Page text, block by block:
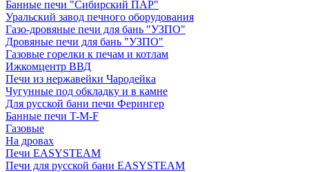
Банные печи "Сибирский ПАР"
Уральский завод печного оборудования
Газо-дровяные печи для бань "УЗПО"
Дровяные печи для бань "УЗПО"
Газовые горелки к печам и котлам
Ижкомцентр ВВД
Печи из нержавейки Чародейка
Чугунные под обкладку и в камне
Для русской бани печи Ферингер
Банные печи T-M-F
Газовые
На дровах
Печи EASYSTEAM
Печи для русской бани EASYSTEAM